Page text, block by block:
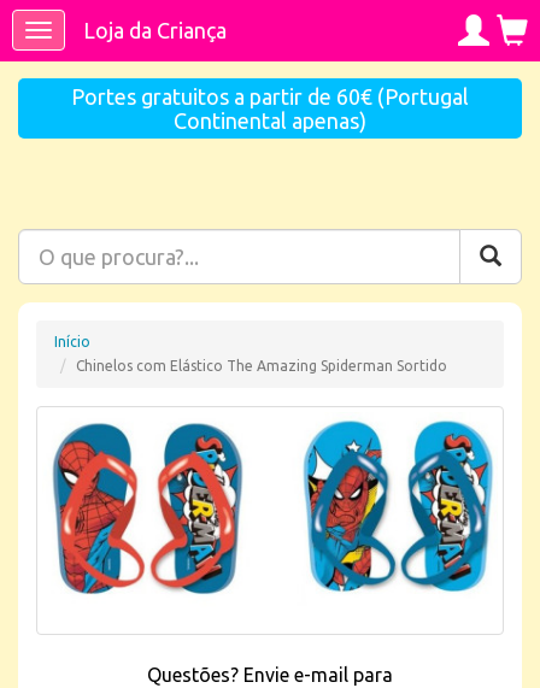
ToggleLoja da Criança
Portes gratuitos a partir de 60€ (Portugal
Continental apenas)
Início
Chinelos com Elástico The Amazing Spiderman Sortido
Questões? Envie e-mail para